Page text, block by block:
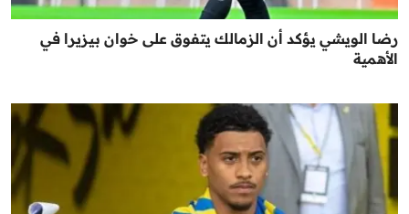
رضا الويشي يؤكد أن الزمالك يتفوق على خوان بيزيرا في
الأهمية